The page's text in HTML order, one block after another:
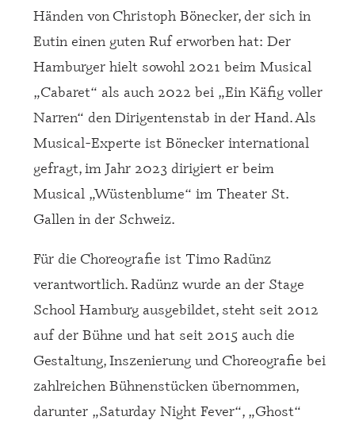
Händen von Christoph Bönecker, der sich in
Eutin einen guten Ruf erworben hat: Der
Hamburger hielt sowohl 2021 beim Musical
„Cabaret“ als auch 2022 bei „Ein Käfig voller
Narren“ den Dirigentenstab in der Hand. Als
Musical-Experte ist Bönecker international
gefragt, im Jahr 2023 dirigiert er beim
Musical „Wüstenblume“ im Theater St.
Gallen in der Schweiz.
Für die Choreografie ist Timo Radünz
verantwortlich. Radünz wurde an der Stage
School Hamburg ausgebildet, steht seit 2012
auf der Bühne und hat seit 2015 auch die
Gestaltung, Inszenierung und Choreografie bei
zahlreichen Bühnenstücken übernommen,
darunter „Saturday Night Fever“, „Ghost“